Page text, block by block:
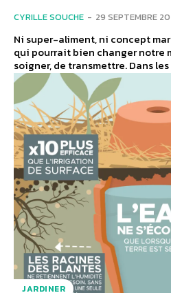
CYRILLE SOUCHE - 29 SEPTEMBRE
Ni super-aliment, ni concept
qui pourrait bien changer notre
soigner, de transmettre. Dans
JARDINER